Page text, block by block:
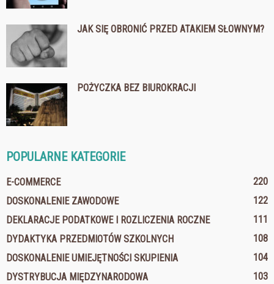
JAK SIĘ OBRONIĆ PRZED ATAKIEM SŁOWNYM?
POŻYCZKA BEZ BIUROKRACJI
POPULARNE KATEGORIE
E-COMMERCE
220
DOSKONALENIE ZAWODOWE
122
DEKLARACJE PODATKOWE I ROZLICZENIA ROCZNE
111
DYDAKTYKA PRZEDMIOTÓW SZKOLNYCH
108
DOSKONALENIE UMIEJĘTNOŚCI SKUPIENIA
104
DYSTRYBUCJA MIĘDZYNARODOWA
103